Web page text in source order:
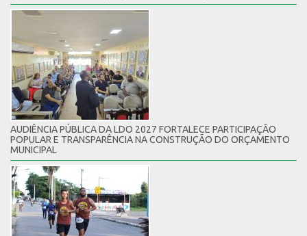
AUDIÊNCIA PÚBLICA DA LDO 2027 FORTALECE PARTICIPAÇÃO
POPULAR E TRANSPARÊNCIA NA CONSTRUÇÃO DO ORÇAMENTO
MUNICIPAL